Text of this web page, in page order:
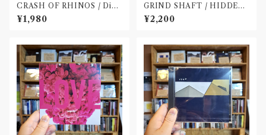
CRASH OF RHINOS / Dist
al(CD)
¥1,980
GRIND SHAFT / HIDDEN
FOLKLORE(CD)
¥2,200